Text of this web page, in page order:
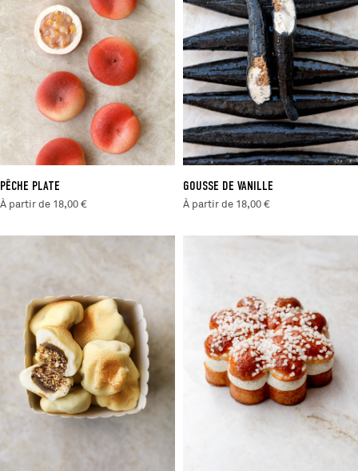
PÊCHE PLATE
À partir de 18,00 €
GOUSSE DE VANILLE
À partir de 18,00 €